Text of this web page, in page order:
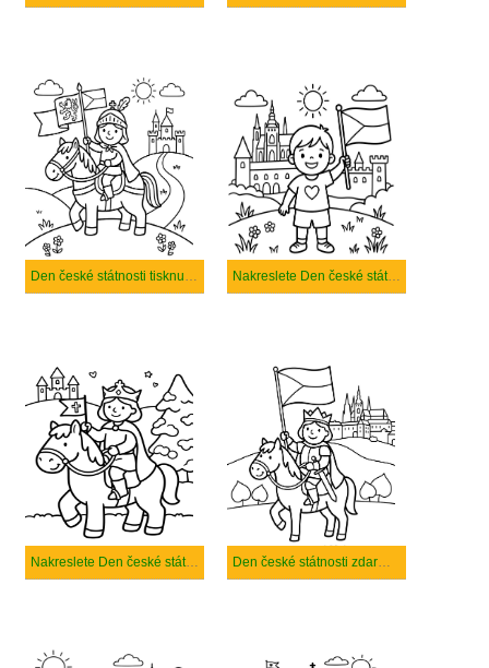
Nakreslete Den české státnosti k vytisknutí zdarma
Nakreslete Den české státnosti snadný tisknutelné